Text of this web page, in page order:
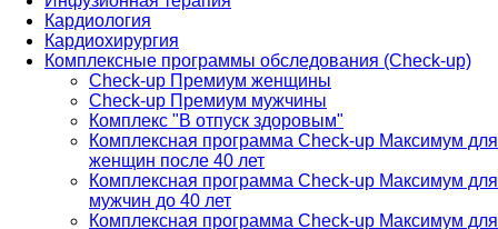
Кардиология
Кардиохирургия
Комплексные программы обследования (Check-up)
Check-up Премиум женщины
Check-up Премиум мужчины
Комплекс "В отпуск здоровым"
Комплексная программа Check-up Максимум для
женщин после 40 лет
Комплексная программа Check-up Максимум для
мужчин до 40 лет
Комплексная программа Check-up Максимум для